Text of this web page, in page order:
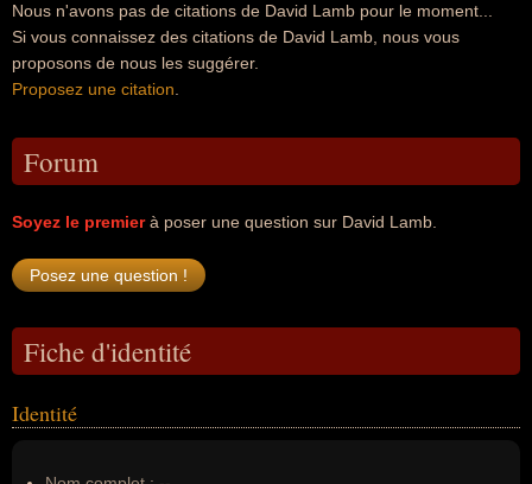
Nous n'avons pas de citations de David Lamb pour le moment...
Si vous connaissez des citations de David Lamb, nous vous
proposons de nous les suggérer.
Proposez une citation
Forum
Soyez le premierà poser une question sur David Lamb.
Fiche d'identité
Identité